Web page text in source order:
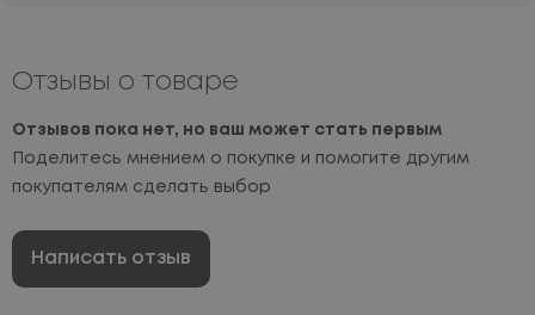
Отзывы о товаре
Отзывов пока нет, но ваш может стать первым
Поделитесь мнением о покупке и помогите другим
покупателям сделать выбор
Написать отзыв